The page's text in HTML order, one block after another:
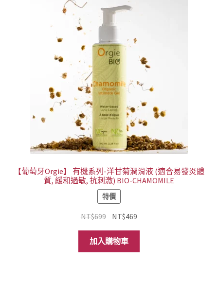
【葡萄牙Orgie】 有機系列-洋甘菊潤滑液 (適合易發炎體
質, 緩和過敏, 抗刺激) BIO-CHAMOMILE
特價
NT$699 原
價
格：
NT$469
格：
加入購物車